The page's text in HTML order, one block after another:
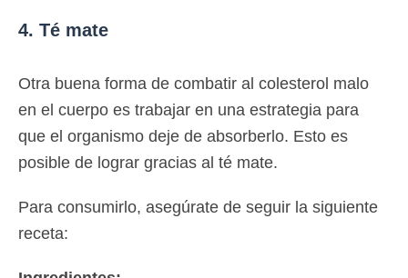
4. Té mate
Otra buena forma de combatir al colesterol malo
en el cuerpo es trabajar en una estrategia para
que el organismo deje de absorberlo. Esto es
posible de lograr gracias al té mate.
Para consumirlo, asegúrate de seguir la siguiente
receta: